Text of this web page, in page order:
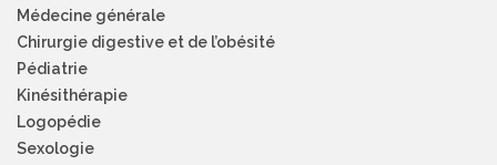
Médecine générale
Chirurgie digestive et de l’obésité
Pédiatrie
Kinésithérapie
Logopédie
Sexologie